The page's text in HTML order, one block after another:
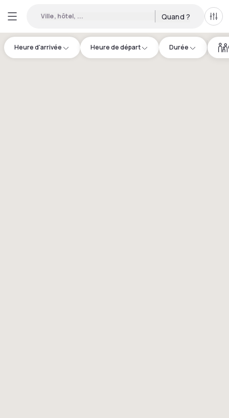
Ville, hôtel, ... Quand ?
Heure d'arrivée Heure de départ Durée